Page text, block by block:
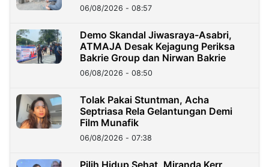
06/08/2026 - 08:57
Demo Skandal Jiwasraya-Asabri,
ATMAJA Desak Kejagung Periksa
Bakrie Group dan Nirwan Bakrie
06/08/2026 - 08:50
Tolak Pakai Stuntman, Acha
Septriasa Rela Gelantungan Demi
Film Munafik
06/08/2026 - 07:38